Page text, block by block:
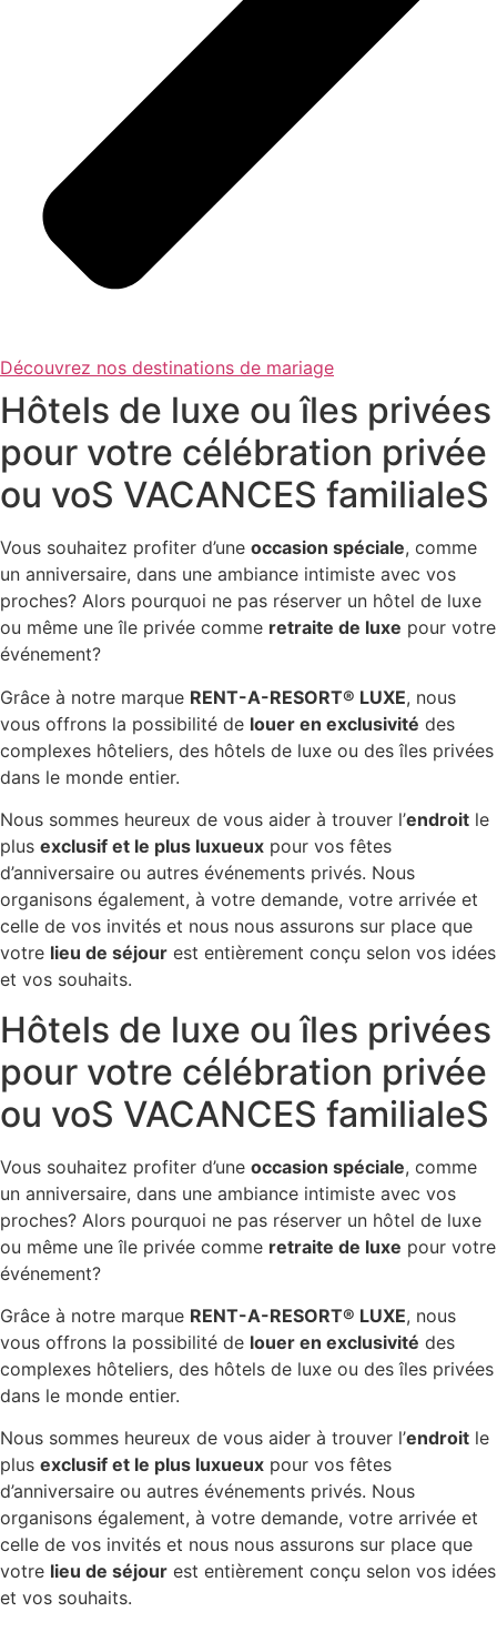
Découvrez nos destinations de mariage
Hôtels de luxe ou îles privées
pour votre célébration privée
ou voS VACANCES familialeS
Vous souhaitez profiter d’une occasion spéciale, comme
un anniversaire, dans une ambiance intimiste avec vos
proches? Alors pourquoi ne pas réserver un hôtel de luxe
ou même une île privée comme retraite de luxe pour votre
événement?
Grâce à notre marque RENT-A-RESORT® LUXE, nous
vous offrons la possibilité de louer en exclusivité des
complexes hôteliers, des hôtels de luxe ou des îles privées
dans le monde entier.
Nous sommes heureux de vous aider à trouver l’endroit le
plus exclusif et le plus luxueux pour vos fêtes
d’anniversaire ou autres événements privés. Nous
organisons également, à votre demande, votre arrivée et
celle de vos invités et nous nous assurons sur place que
votre lieu de séjour est entièrement conçu selon vos idées
et vos souhaits.
Hôtels de luxe ou îles privées
pour votre célébration privée
ou voS VACANCES familialeS
Vous souhaitez profiter d’une occasion spéciale, comme
un anniversaire, dans une ambiance intimiste avec vos
proches? Alors pourquoi ne pas réserver un hôtel de luxe
ou même une île privée comme retraite de luxe pour votre
événement?
Grâce à notre marque RENT-A-RESORT® LUXE, nous
vous offrons la possibilité de louer en exclusivité des
complexes hôteliers, des hôtels de luxe ou des îles privées
dans le monde entier.
Nous sommes heureux de vous aider à trouver l’endroit le
plus exclusif et le plus luxueux pour vos fêtes
d’anniversaire ou autres événements privés. Nous
organisons également, à votre demande, votre arrivée et
celle de vos invités et nous nous assurons sur place que
votre lieu de séjour est entièrement conçu selon vos idées
et vos souhaits.